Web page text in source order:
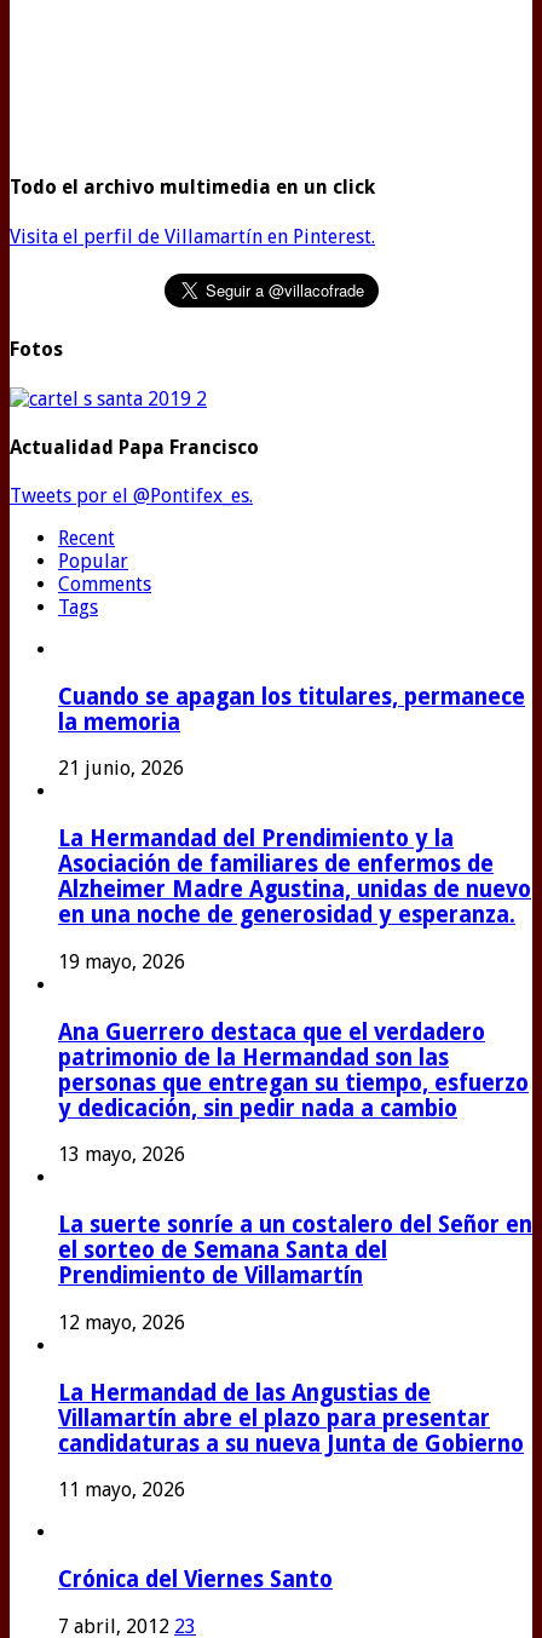
Todo el archivo multimedia en un click
Visita el perfil de Villamartín en Pinterest.
Fotos
Actualidad Papa Francisco
Tweets por el @Pontifex_es.
Recent
Popular
Comments
Tags
Cuando se apagan los titulares, permanece
la memoria
21 junio, 2026
La Hermandad del Prendimiento y la
Asociación de familiares de enfermos de
Alzheimer Madre Agustina, unidas de nuevo
en una noche de generosidad y esperanza.
19 mayo, 2026
Ana Guerrero destaca que el verdadero
patrimonio de la Hermandad son las
personas que entregan su tiempo, esfuerzo
y dedicación, sin pedir nada a cambio
13 mayo, 2026
La suerte sonríe a un costalero del Señor en
el sorteo de Semana Santa del
Prendimiento de Villamartín
12 mayo, 2026
La Hermandad de las Angustias de
Villamartín abre el plazo para presentar
candidaturas a su nueva Junta de Gobierno
11 mayo, 2026
Crónica del Viernes Santo
7 abril, 2012 23